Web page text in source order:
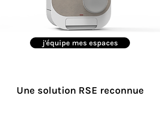
j'équipe mes espaces
Une solution RSE reconnue